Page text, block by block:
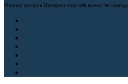
Мнение авторов Интернет-портала может не